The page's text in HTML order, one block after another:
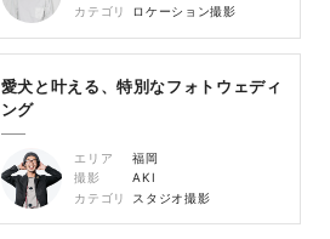
カテゴリ
ロケーション撮影
愛犬と叶える、特別なフォトウェディ
ング
エリア
福岡
撮影
AKI
カテゴリ
スタジオ撮影